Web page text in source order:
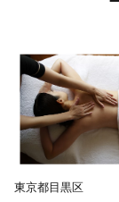
東京都目黒区